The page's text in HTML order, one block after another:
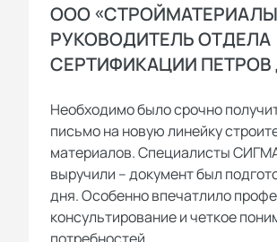
ООО
РУКОВОДИТЕЛЬ ОТДЕЛА
СЕРТИФИКАЦИИ ПЕТРОВ
Необходимо было срочно
письмо на новую линейку
материалов. Специалисты
выручили – документ был
дня. Особенно впечатлило
консультирование и четкое